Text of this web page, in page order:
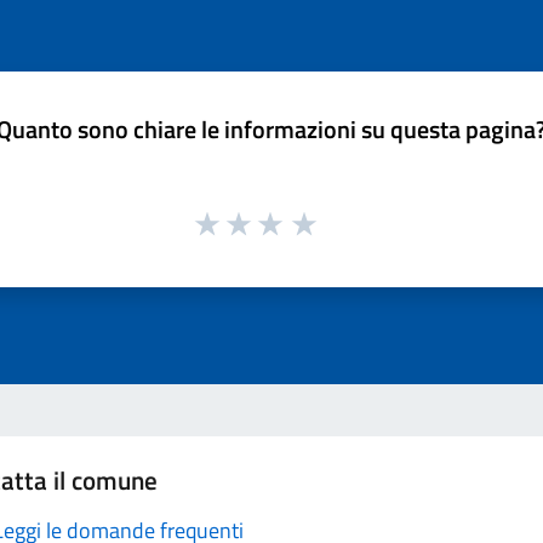
sono chiare le informazioni su questa
il comune
le domande frequenti